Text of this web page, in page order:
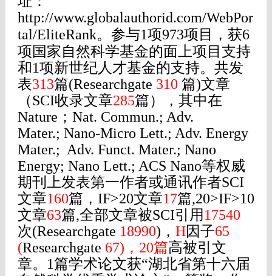
http://www.globalauthorid.com/WebPor
tal/EliteRank。 参与1项973项目，获6
项国家自然科学基金的面上项目支持
和1项新世纪人才基金的支持。共发
表313篇(Researchgate 310 篇)文章
（SCI收录文章285篇），其中在
Nature；Nat. Commun.; Adv.
Mater.; Nano-Micro Lett.; Adv. Energy
Mater.; Adv. Funct. Mater.; Nano
Energy; Nano Lett.; ACS Nano等权威
期刊上发表第一作者或通讯作者SCI
文章160篇，IF>20文章17篇,20>IF>10
文章63篇,全部文章被SCI引用 17540
次(Researchgate 18990)， H因子65
(Researchgate 67)，20篇高被引文
章。1篇学术论文获“湖北省第十六届